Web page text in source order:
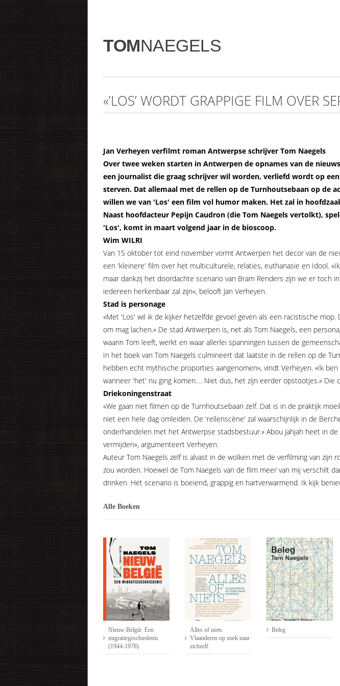
TOMNAEGELS
«’LOS’ WORDT GRAPPIGE FILM OVER
Jan Verheyen verfilmt roman Antwerpse schrijver Tom Naegels
Over twee weken starten in Antwerpen de opnames van de
een journalist die graag schrijver wil worden, verliefd wordt op
sterven. Dat allemaal met de rellen op de Turnhoutsebaan op de
willen we van 'Los' een film vol humor maken. Het zal in
Naast hoofdacteur Pepijn Caudron (die Tom Naegels vertolkt),
'Los', komt in maart volgend jaar in de bioscoop.
Wim WILRI
Van 15 oktober tot eind november vormt Antwerpen het decor van de
een 'kleinere' film over het multiculturele, relaties, euthanasie en Idool.
maar dankzij het doordachte scenario van Bram Renders zijn we er
iedereen herkenbaar zal zijn», belooft Jan Verheyen.
Stad is personage
«Met 'Los' wil ik de kijker hetzelfde gevoel geven als een racistische
om mag lachen.» De stad Antwerpen is, net als Tom Naegels, een
waarin Tom leeft, werkt en waar allerlei spanningen tussen de
In het boek van Tom Naegels culmineert dat laatste in de rellen op de
hebben echt mythische proporties aangenomen», vindt Verheyen. «Ik
wanneer 'het' nu ging komen…. Niet dus, het zijn eerder opstootjes.» Die
Driekoningenstraat
«We gaan niet filmen op de Turnhoutsebaan zelf. Dat is in de praktijk
niet een hele dag omleiden. De 'rellenscène' zal waarschijnlijk in de
onderhandelen met het Antwerpse stadsbestuur.» Abou Jahjah heet in
vermijden», argumenteert Verheyen.
Auteur Tom Naegels zelf is alvast in de wolken met de verfilming van
zou worden. Hoewel de Tom Naegels van de film meer van mij verschilt
drinken. Het scenario is boeiend, grappig en hartverwarmend. Ik kijk
Alle Boeken
Het heelal in! Vijf stukjes
Nieuw België. Een
migratiegeschiedenis
(1944-1978)
Alles of niets.
Vlaanderen op zoek naar
zichzelf.
Beleg